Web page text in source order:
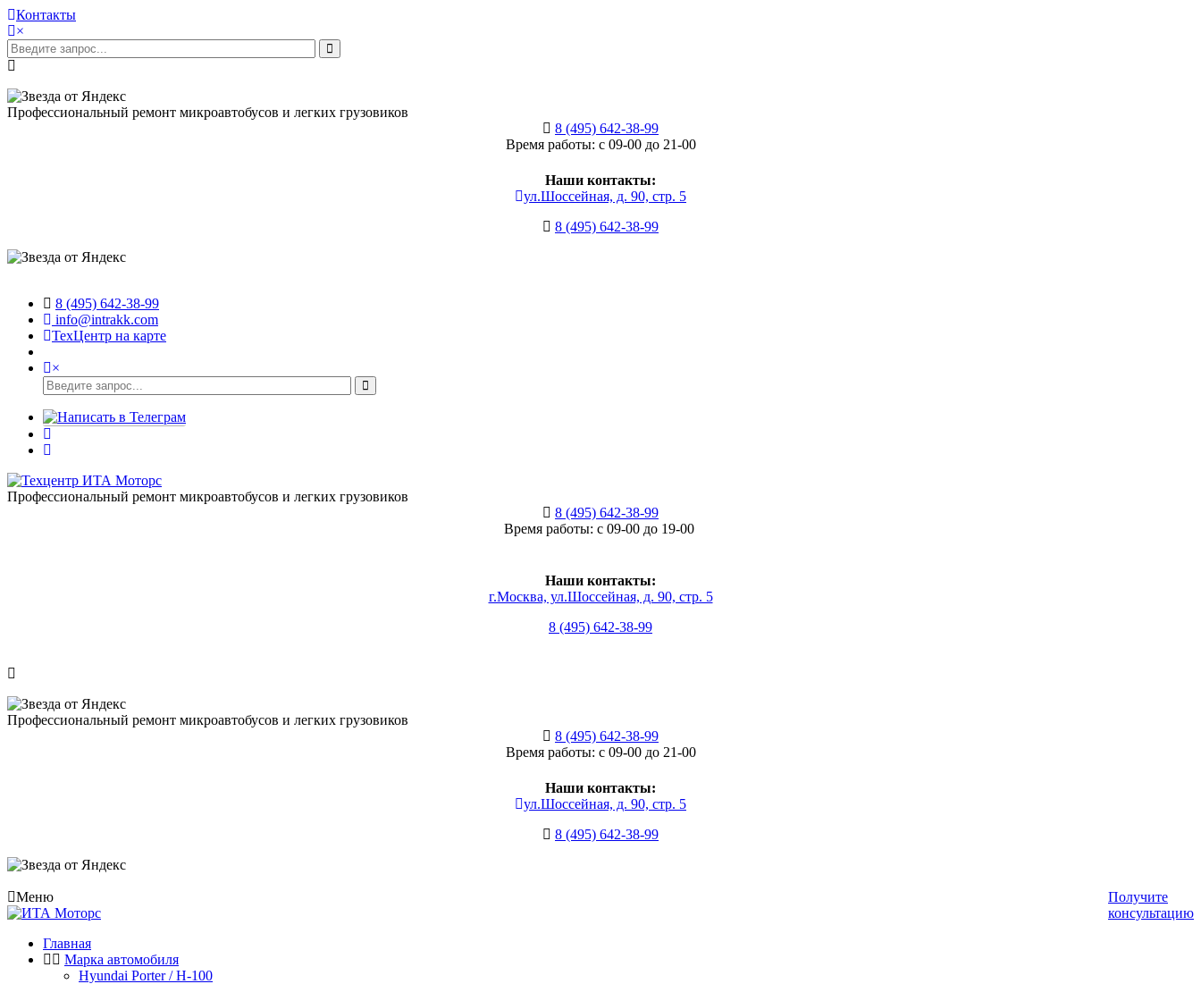
Контакты
×
Профессиональный ремонт микроавтобусов и легких грузовиков
8 (495) 642-38-99
Время работы: с 09-00 до 21-00
Наши контакты:
ул.Шоссейная, д. 90, стр. 5
8 (495) 642-38-99
8 (495) 642-38-99
info@intrakk.com
ТехЦентр на карте
×
Профессиональный ремонт микроавтобусов и легких грузовиков
8 (495) 642-38-99
Время работы: с 09-00 до 19-00
Наши контакты:
г.Москва, ул.Шоссейная, д. 90, стр. 5
8 (495) 642-38-99
Профессиональный ремонт микроавтобусов и легких грузовиков
8 (495) 642-38-99
Время работы: с 09-00 до 21-00
Наши контакты:
ул.Шоссейная, д. 90, стр. 5
8 (495) 642-38-99
Получите
консультацию
Меню
Главная
Марка автомобиля
Hyundai Porter / H-100